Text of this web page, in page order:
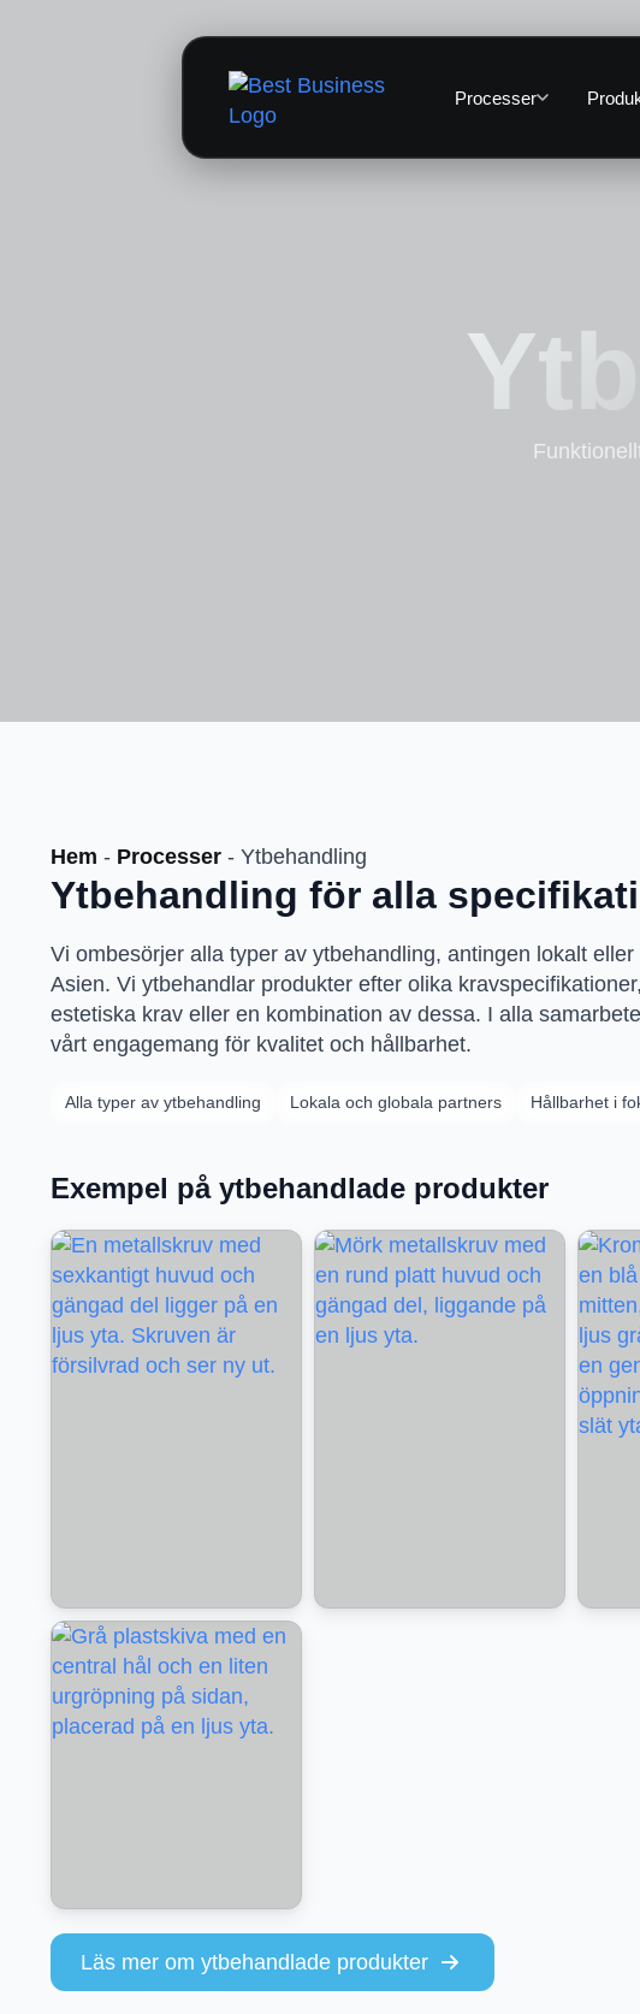
Processer
Hem - Processer - Ytbehandling
Ytbehandling för alla
Vi ombesörjer alla typer av ytbehandling, antingen lokalt
Asien. Vi ytbehandlar produkter efter olika
estetiska krav eller en kombination av dessa. I alla
vårt engagemang för kvalitet och hållbarhet.
Alla typer av ytbehandling Lokala och globala partners Hållbarhet i
Exempel på ytbehandlade produkter
Läs mer om ytbehandlade produkter